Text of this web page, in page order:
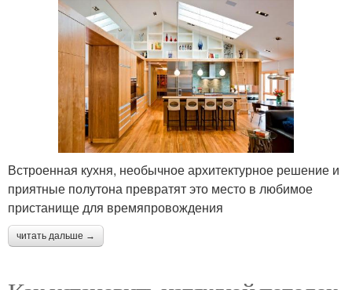
Встроенная кухня, необычное архитектурное решение и
приятные полутона превратят это место в любимое
пристанище для времяпровождения
читать дальше →